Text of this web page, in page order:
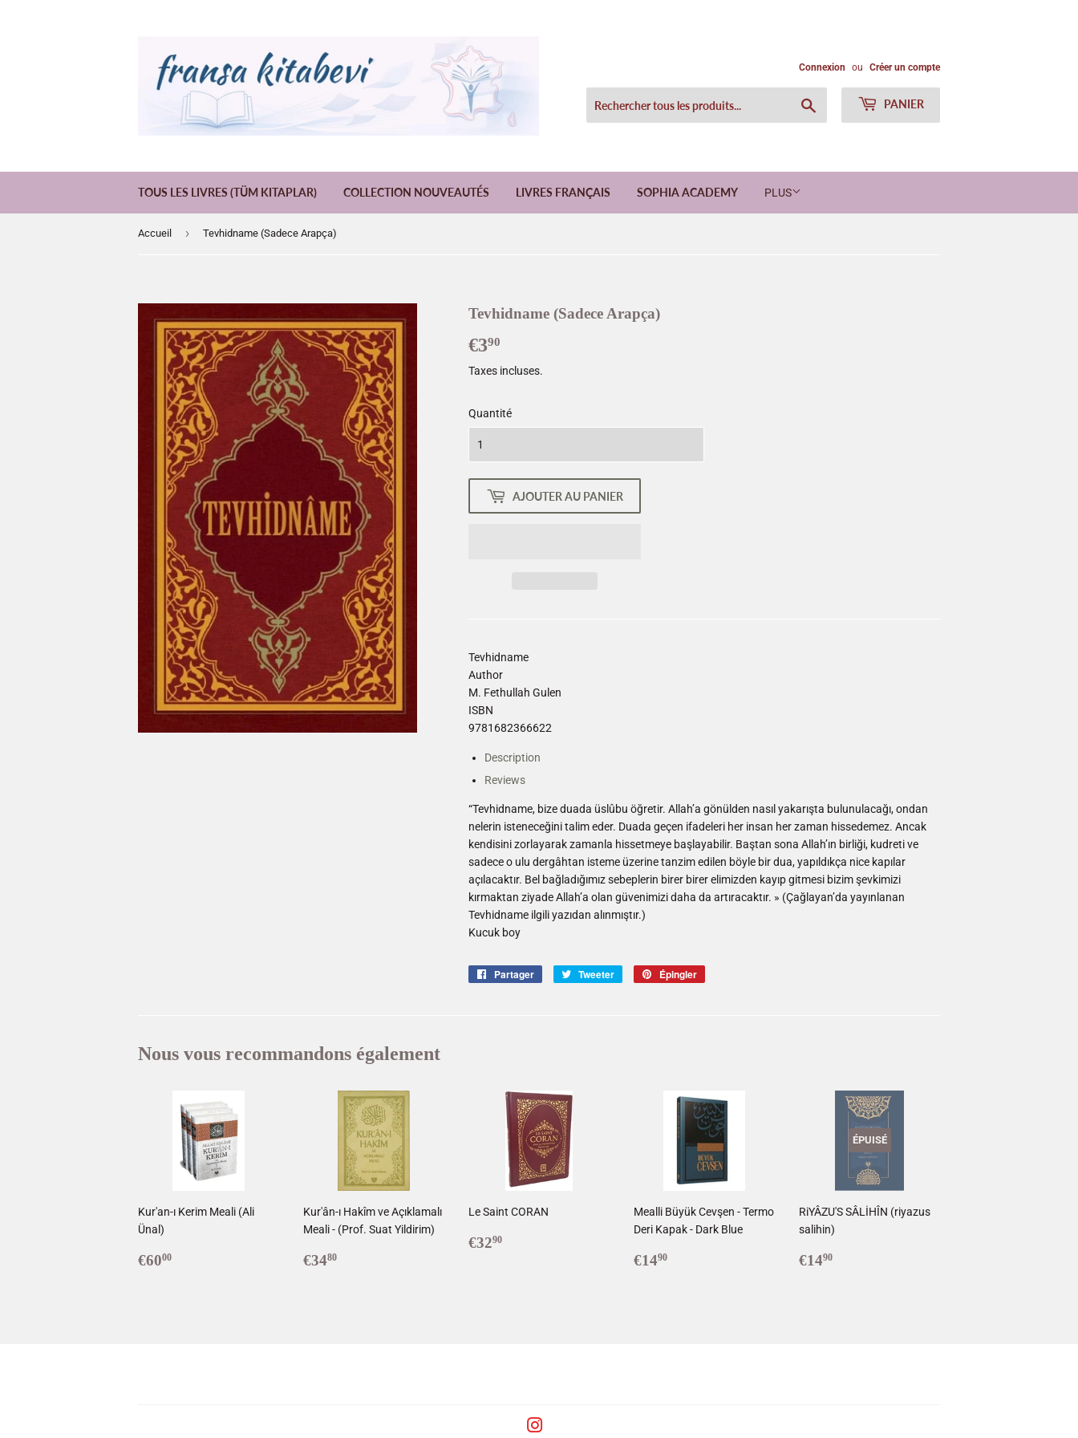
Connexion ou Créer un compte
Chercher PANIER
TOUS LES LIVRES (TÜM KITAPLAR) COLLECTION NOUVEAUTÉS LIVRES FRANÇAIS SOPHIA ACADEMY PLUS
Accueil › Tevhidname (Sadece Arapça)
Tevhidname (Sadece Arapça)
€390
Taxes incluses.
Quantité
AJOUTER AU PANIER
Tevhidname
Author
M. Fethullah Gulen
ISBN
9781682366622
Description
Reviews
“Tevhidname, bize duada üslûbu öğretir. Allah’a gönülden nasıl yakarışta bulunulacağı, ondan
nelerin isteneceğini talim eder. Duada geçen ifadeleri her insan her zaman hissedemez. Ancak
kendisini zorlayarak zamanla hissetmeye başlayabilir. Baştan sona Allah’ın birliği, kudreti ve
sadece o ulu dergâhtan isteme üzerine tanzim edilen böyle bir dua, yapıldıkça nice kapılar
açılacaktır. Bel bağladığımız sebeplerin birer birer elimizden kayıp gitmesi bizim şevkimizi
kırmaktan ziyade Allah’a olan güvenimizi daha da artıracaktır. » (Çağlayan’da yayınlanan
Tevhidname ilgili yazıdan alınmıştır.)
Kucuk boy
Partager
PartagerTweeter
Tweeter
Épingler
Nous vous recommandons également
Kur'an-ı Kerim Meali (Ali
Ünal)
Prix
€6000
Kur'ân-ı Hakîm ve Açıklamalı
Meali - (Prof. Suat Yildirim)
Prix
€3480
Le Saint CORAN
Prix
€3290
Mealli Büyük Cevşen - Termo
Deri Kapak - Dark Blue
Prix
€1490
ÉPUISÉ
RiYÂZU'S SÂLİHÎN (riyazus
salihin)
Prix
€1490